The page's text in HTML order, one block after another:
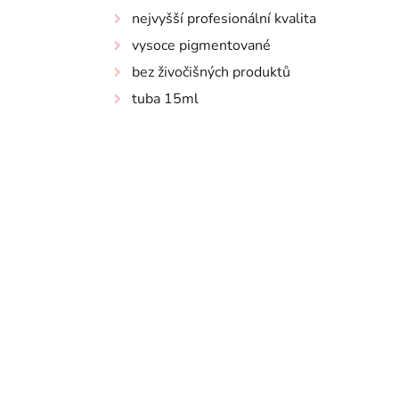
nejvyšší profesionální kvalita
vysoce pigmentované
bez živočišných produktů
tuba 15ml